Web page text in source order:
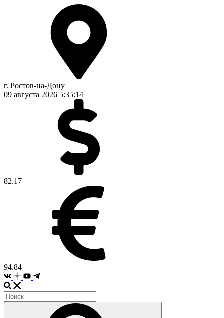
г. Ростов-на-Дону
09 августа 2026 5:35:15
82.17
94.84